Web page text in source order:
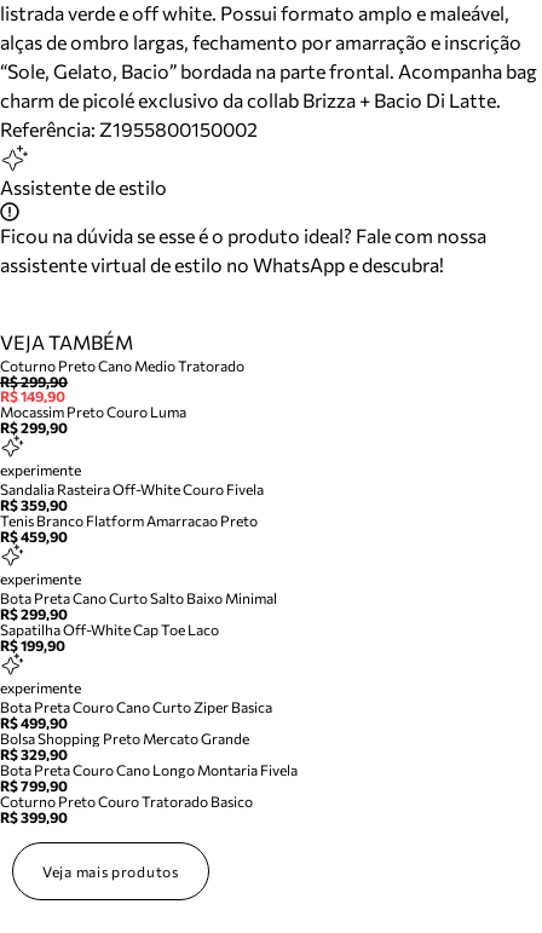
listrada verde e off white. Possui formato amplo e maleável,
alças de ombro largas, fechamento por amarração e inscrição
“Sole, Gelato, Bacio” bordada na parte frontal. Acompanha bag
charm de picolé exclusivo da collab Brizza + Bacio Di Latte.
Referência: Z1955800150002
Assistente de estilo
Ficou na dúvida se esse é o produto ideal? Fale com nossa
assistente virtual de estilo no WhatsApp e descubra!
VEJA TAMBÉM
Coturno Preto Cano Medio Tratorado
R$ 299,90
R$ 149,90
Mocassim Preto Couro Luma
R$ 299,90
experimente
Sandalia Rasteira Off-White Couro Fivela
R$ 359,90
Tenis Branco Flatform Amarracao Preto
R$ 459,90
experimente
Bota Preta Cano Curto Salto Baixo Minimal
R$ 299,90
Sapatilha Off-White Cap Toe Laco
R$ 199,90
experimente
Bota Preta Couro Cano Curto Ziper Basica
R$ 499,90
Bolsa Shopping Preto Mercato Grande
R$ 329,90
Bota Preta Couro Cano Longo Montaria Fivela
R$ 799,90
Coturno Preto Couro Tratorado Basico
R$ 399,90
Veja mais produtos